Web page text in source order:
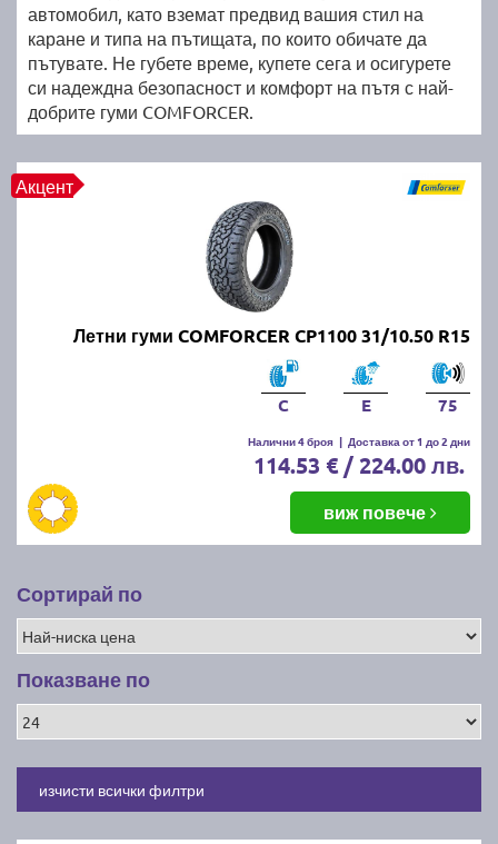
автомобил, като вземат предвид вашия стил на
каране и типа на пътищата, по които обичате да
пътувате. Не губете време, купете сега и осигурете
си надеждна безопасност и комфорт на пътя с най-
добрите гуми COMFORCER.
Акцент
Летни гуми COMFORCER CP1100 31/10.50 R15
C E 75
Налични 4 броя | Доставка от 1 до 2 дни
114.53 € / 224.00 лв.
виж повече
Сортирай по
Показване по
изчисти всички филтри